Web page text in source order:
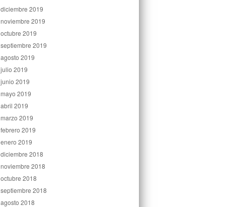
diciembre 2019
noviembre 2019
octubre 2019
septiembre 2019
agosto 2019
julio 2019
junio 2019
mayo 2019
abril 2019
marzo 2019
febrero 2019
enero 2019
diciembre 2018
noviembre 2018
octubre 2018
septiembre 2018
agosto 2018